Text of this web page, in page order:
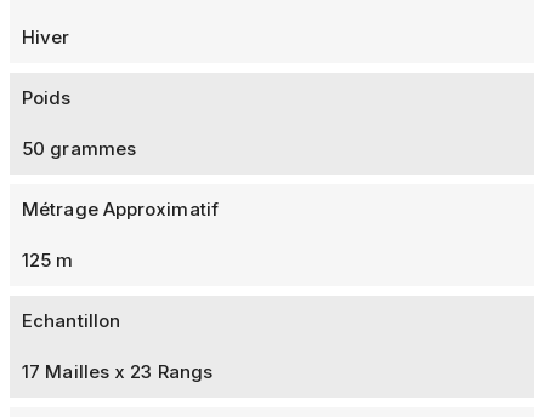
Hiver
Poids
50 grammes
Métrage Approximatif
125 m
Echantillon
17 Mailles x 23 Rangs